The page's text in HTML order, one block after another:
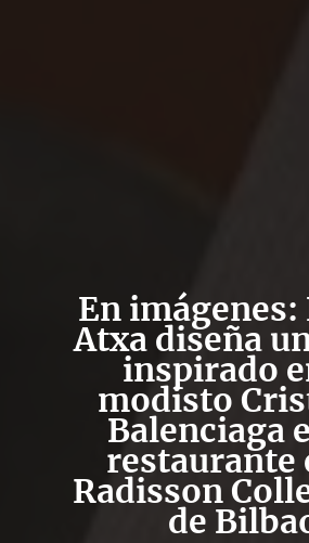
En imágenes:
Atxa diseña
inspirado
modisto
Balenciaga
restaurante
Radisson
de